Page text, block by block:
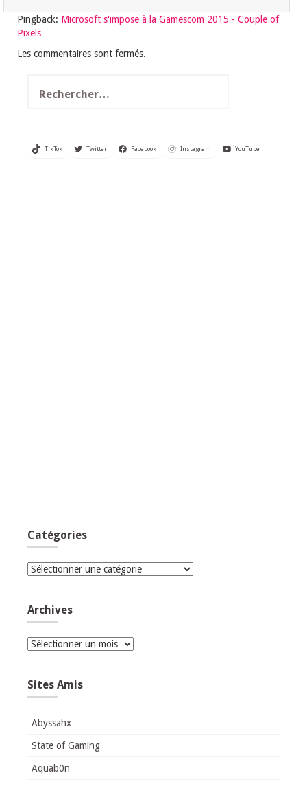
Pingback: Microsoft s'impose à la Gamescom 2015 - Couple of
Pixels
Les commentaires sont fermés.
TikTok Twitter Facebook Instagram YouTube
Catégories
Catégories
Archives
Archives
Sites Amis
Abyssahx
State of Gaming
Aquab0n